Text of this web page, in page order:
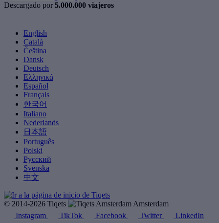
Descargado por 5.000.000 viajeros
English
Català
Čeština
Dansk
Deutsch
Ελληνικά
Español
Français
한국어
Italiano
Nederlands
日本語
Português
Polski
Русский
Svenska
中文
© 2014-2026 Tiqets
Amsterdam
Instagram
TikTok Facebook Twitter LinkedIn